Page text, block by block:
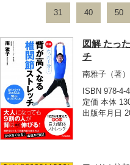
31 40 50
図解 たっ
チ
南雅子 （著）
ISBN 978-4-
定価 本体
出版年月日